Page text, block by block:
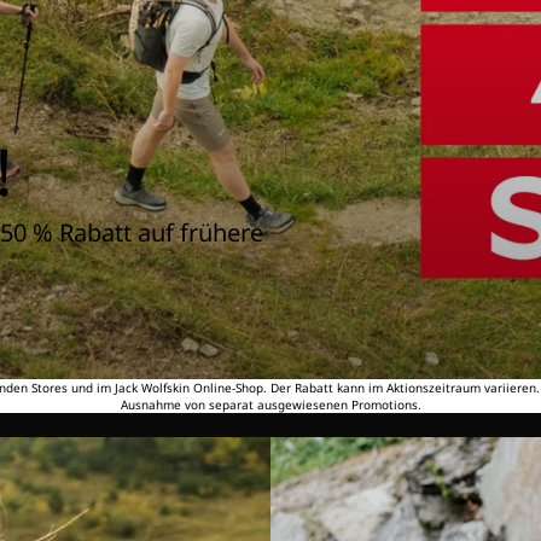
% Rabatt auf frühere
Stores und im Jack Wolfskin Online-Shop. Der Rabatt kann im Aktionszeitraum
Ausnahme von separat ausgewiesenen Promotions.